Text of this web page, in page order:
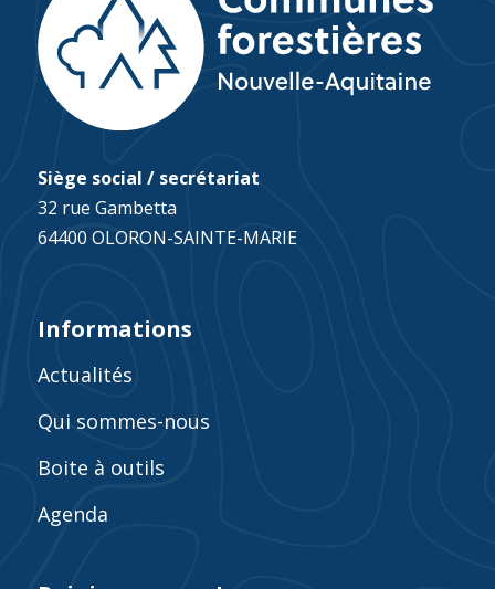
Siège social / secrétariat
32 rue Gambetta
64400 OLORON-SAINTE-MARIE
Informations
Actualités
Qui sommes-nous
Boite à outils
Agenda